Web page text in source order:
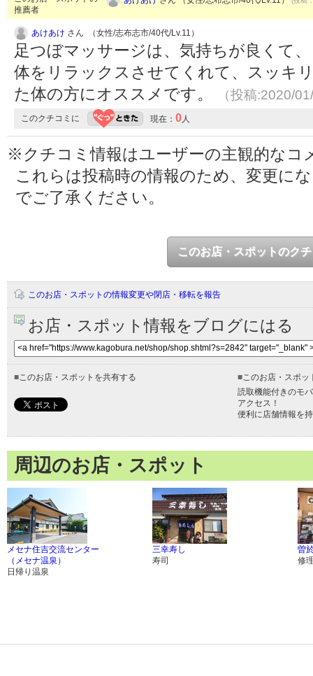
推薦者
あけあけ さん （女性/志布志市/40代/Lv.11）
足つぼマッサージは、気持ちが良くて
体をリラックスさせてくれて、スッキ
た体の方にオススメです。
（投稿:2020/
このクチコミに 現在： 0 人
※クチコミ情報はユーザーの主観的なコ
これらは投稿時の情報のため、変更に
でご了承ください。
このお店・スポットのク
このお店・スポットの情報変更や閉店・移転を報告
お店・スポット情報をブログにはる
■ このお店・スポットを共有する ■ このお店・スポ
読取機能付きのモ
アクセス！
便利に店舗情報を
周辺のお店・スポット
メセナ住吉交流センター
（メセナ温泉）
日帰り温泉
三幸寿し
寿司
曽
修